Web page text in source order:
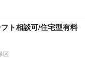
ト相談可/住宅型有料
区